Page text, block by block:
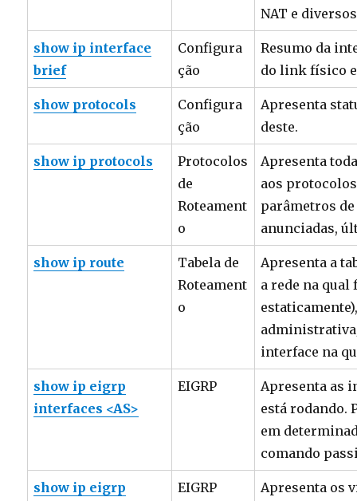
NAT e
show ip interface
brief
Configura
ção
Resumo da
do link físico
show protocols
Configura
ção
Apresenta
deste.
show ip protocols
Protocolos
de
Roteament
o
Apresenta
aos
parâmetros
anunciadas,
show ip route
Tabela de
Roteament
o
Apresenta a
a rede na
interface na
show ip eigrp
interfaces <AS>
EIGRP
Apresenta as
está rodando.
em
comando
show ip eigrp EIGRP Apresenta os